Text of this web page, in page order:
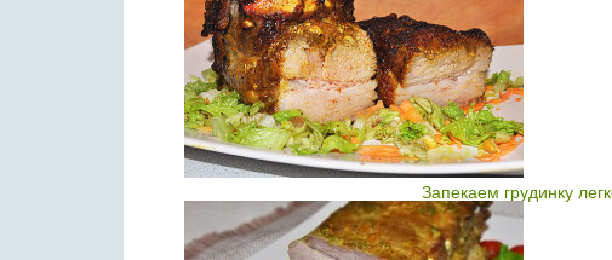
Запекаем грудинку